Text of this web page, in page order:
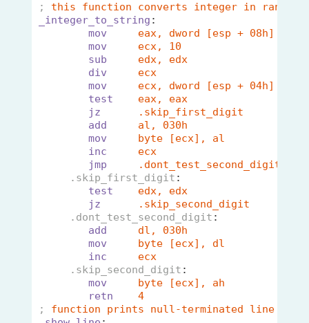
;
this function converts integer in range
_integer_to_string :
mov
eax, dword [esp + 08h]
mov
ecx, 10
sub
edx, edx
div
ecx                       ;
mov
ecx, dword [esp + 04h]
test
eax, eax                  ;
jz
.skip_first_digit         ;
add
al, 030h                  ;
mov
byte [ecx], al            ;
inc
ecx                       ;
jmp
.dont_test_second_digit
.skip_first_digit :
test
edx, edx
jz
.skip_second_digit
.dont_test_second_digit :
add
dl, 030h                  ;
mov
byte [ecx], dl            ;
inc
ecx
.skip_second_digit :
mov
byte [ecx], ah            ;
retn
4                         ; ret
;
function prints null-terminated line to